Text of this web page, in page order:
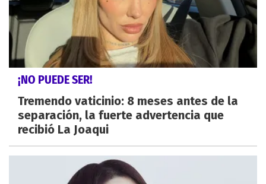
¡NO PUEDE SER!
Tremendo vaticinio: 8 meses antes de la
separación, la fuerte advertencia que
recibió La Joaqui